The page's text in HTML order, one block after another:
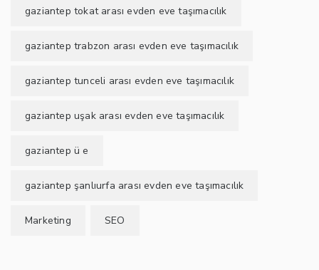
gaziantep tokat arası evden eve taşımacılık
gaziantep trabzon arası evden eve taşımacılık
gaziantep tunceli arası evden eve taşımacılık
gaziantep uşak arası evden eve taşımacılık
gaziantep ü e
gaziantep şanlıurfa arası evden eve taşımacılık
Marketing SEO